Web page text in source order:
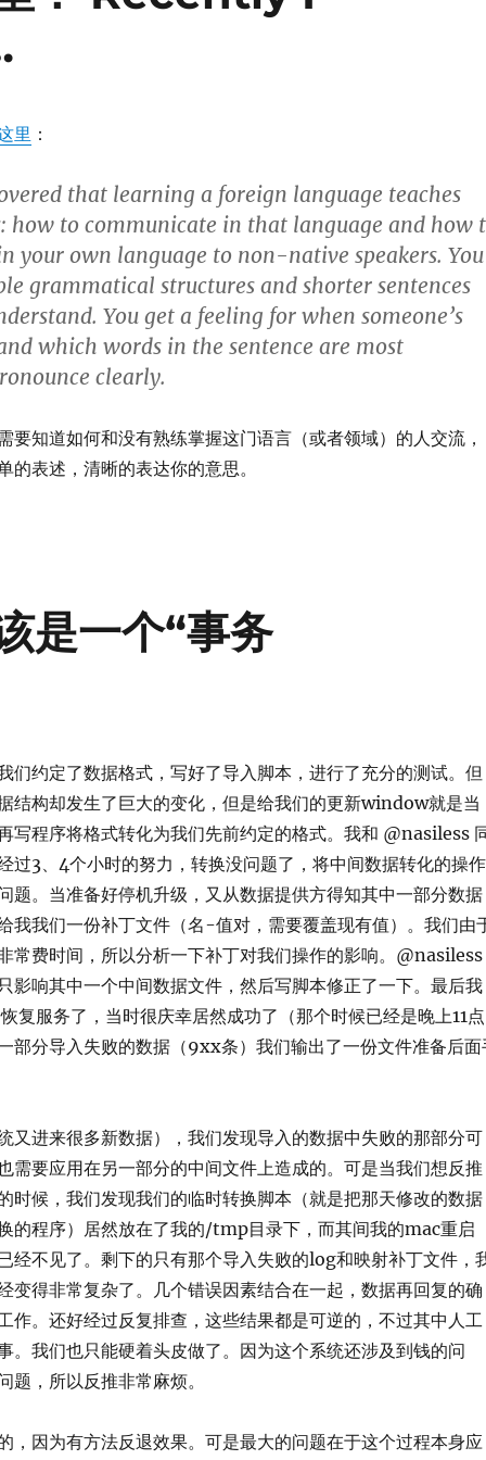
里 ：
that learning a foreign language teaches
how to communicate in that language and how
your own language to non-native speakers. You
grammatical structures and shorter sentences
You get a feeling for when someone’s
which words in the sentence are most
clearly.
要知道如何和没有熟练掌握这门语言（或者领域）的人交流，
的表述，清晰的表达你的意思。
是一个“事务
们约定了数据格式，写好了导入脚本，进行了充分的测试。但
结构却发生了巨大的变化，但是给我们的更新window就是当
写程序将格式转化为我们先前约定的格式。我和 @nasiless
过3、4个小时的努力，转换没问题了，将中间数据转化的操作
题。当准备好停机升级，又从数据提供方得知其中一部分数据
我我们一份补丁文件（名-值对，需要覆盖现有值）。我们由
常费时间，所以分析一下补丁对我们操作的影响。@nasiless
影响其中一个中间数据文件，然后写脚本修正了一下。最后我
复服务了，当时很庆幸居然成功了（那个时候已经是晚上11点
部分导入失败的数据（9xx条）我们输出了一份文件准备后面
又进来很多新数据），我们发现导入的数据中失败的那部分可
需要应用在另一部分的中间文件上造成的。可是当我们想反推
时候，我们发现我们的临时转换脚本（就是把那天修改的数据
的程序）居然放在了我的/tmp目录下，而其间我的mac重启
经不见了。剩下的只有那个导入失败的log和映射补丁文件，
变得非常复杂了。几个错误因素结合在一起，数据再回复的确
作。还好经过反复排查，这些结果都是可逆的，不过其中人工
。我们也只能硬着头皮做了。因为这个系统还涉及到钱的问
题，所以反推非常麻烦。
，因为有方法反退效果。可是最大的问题在于这个过程本身应